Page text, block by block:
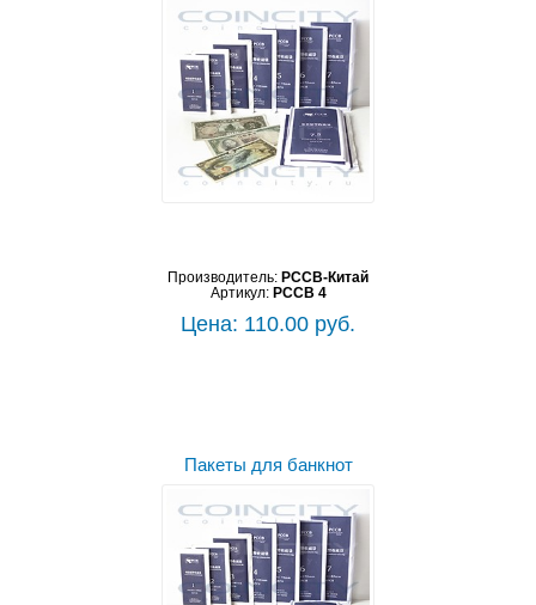
Производитель: PCCB-Китай
Артикул: PCCB 4
Цена: 110.00 руб.
Пакеты для банкнот